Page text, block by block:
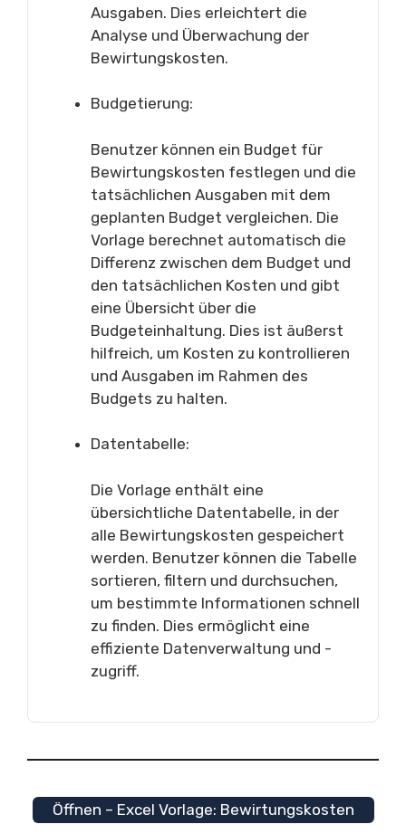
Ausgaben. Dies erleichtert die
Analyse und Überwachung der
Bewirtungskosten.
Budgetierung:
Benutzer können ein Budget für
Bewirtungskosten festlegen und die
tatsächlichen Ausgaben mit dem
geplanten Budget vergleichen. Die
Vorlage berechnet automatisch die
Differenz zwischen dem Budget und
den tatsächlichen Kosten und gibt
eine Übersicht über die
Budgeteinhaltung. Dies ist äußerst
hilfreich, um Kosten zu kontrollieren
und Ausgaben im Rahmen des
Budgets zu halten.
Datentabelle:
Die Vorlage enthält eine
übersichtliche Datentabelle, in der
alle Bewirtungskosten gespeichert
werden. Benutzer können die Tabelle
sortieren, filtern und durchsuchen,
um bestimmte Informationen schnell
zu finden. Dies ermöglicht eine
effiziente Datenverwaltung und -
zugriff.
Öffnen – Excel Vorlage: Bewirtungskosten